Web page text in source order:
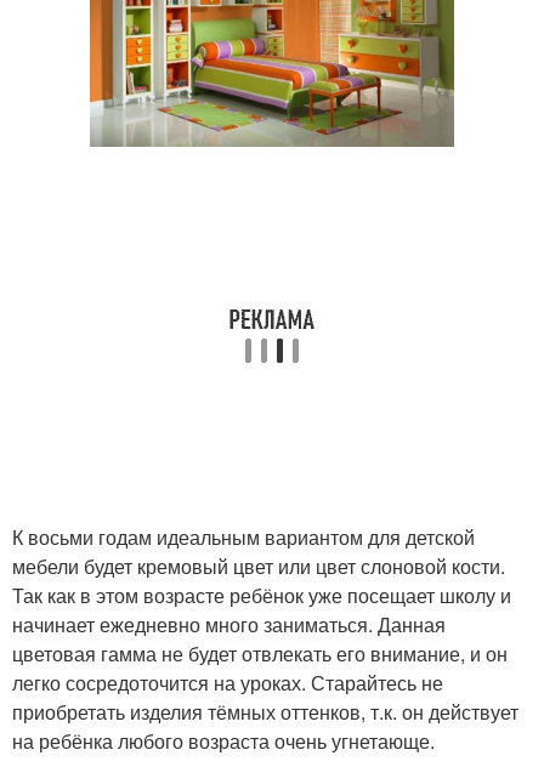
К восьми годам идеальным вариантом для детской
мебели будет кремовый цвет или цвет слоновой кости.
Так как в этом возрасте ребёнок уже посещает школу и
начинает ежедневно много заниматься. Данная
цветовая гамма не будет отвлекать его внимание, и он
легко сосредоточится на уроках. Старайтесь не
приобретать изделия тёмных оттенков, т.к. он действует
на ребёнка любого возраста очень угнетающе.